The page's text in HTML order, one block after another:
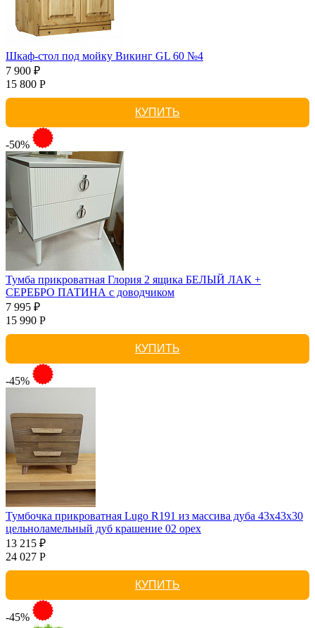
Шкаф-стол под мойку Викинг GL 60 №4
7 900 ₽
15 800 Р
КУПИТЬ
-50%
Тумба прикроватная Глория 2 ящика БЕЛЫЙ ЛАК +
СЕРЕБРО ПАТИНА с доводчиком
7 995 ₽
15 990 Р
КУПИТЬ
-45%
Тумбочка прикроватная Lugo R191 из массива дуба 43х43х30
цельноламельный дуб крашение 02 орех
13 215 ₽
24 027 Р
КУПИТЬ
-45%